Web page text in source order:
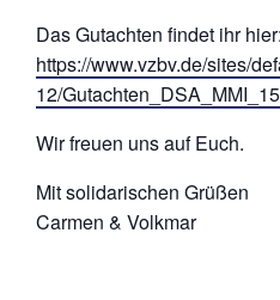
Das Gutachten findet ihr hier:
https://www.vzbv.de/sites/
12/
Wir freuen uns auf Euch.
Mit solidarischen Grüßen
Carmen & Volkmar